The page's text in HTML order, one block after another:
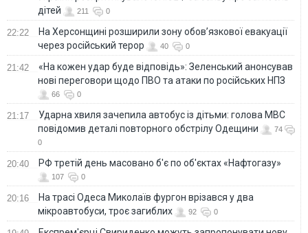
дітей
211 0
22:22
На Херсонщині розширили зону обов’язкової евакуації
через російський терор
40 0
21:42
«На кожен удар буде відповідь»: Зеленський анонсував
нові переговори щодо ПВО та атаки по російських НПЗ
66 0
21:17
Ударна хвиля зачепила автобус із дітьми: голова МВС
повідомив деталі повторного обстрілу Одещини
74
0
20:40 РФ третій день масовано б'є по об'єктах «Нафтогазу»
107 0
20:16
На трасі Одеса Миколаїв фургон врізався у два
мікроавтобуси, троє загиблих
92 0